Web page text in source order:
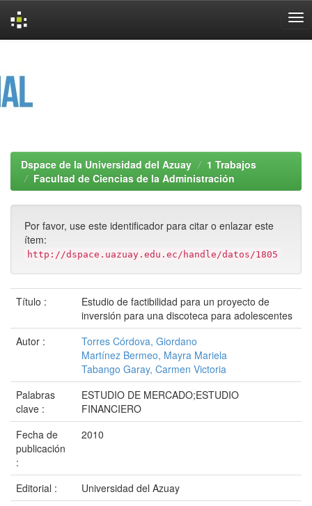
Dspace de la Universidad del Azuay
1 Trabajos
Facultad de Ciencias de la Administración
Por favor, use este identificador para citar o enlazar este
ítem:
http://dspace.uazuay.edu.ec/handle/datos/1805
Título :
Estudio de factibilidad para un proyecto de
inversión para una discoteca para adolescentes
Autor :
Torres Córdova, Giordano
Martínez Bermeo, Mayra Mariela
Tabango Garay, Carmen Victoria
Palabras
clave :
ESTUDIO DE MERCADO;ESTUDIO
FINANCIERO
Fecha de
publicación
:
2010
Editorial :
Universidad del Azuay